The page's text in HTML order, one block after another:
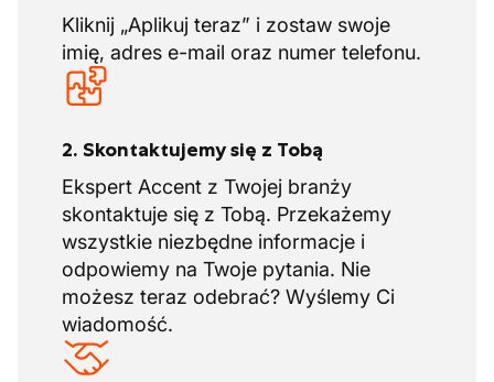
wysoko cenione, ale także zachęcane
Kliknij „Aplikuj teraz” i zostaw swoje
imię, adres e-mail oraz numer telefonu.
2. Skontaktujemy się z Tobą
Ekspert Accent z Twojej branży
skontaktuje się z Tobą. Przekażemy
wszystkie niezbędne informacje i
odpowiemy na Twoje pytania. Nie
możesz teraz odebrać? Wyślemy Ci
wiadomość.